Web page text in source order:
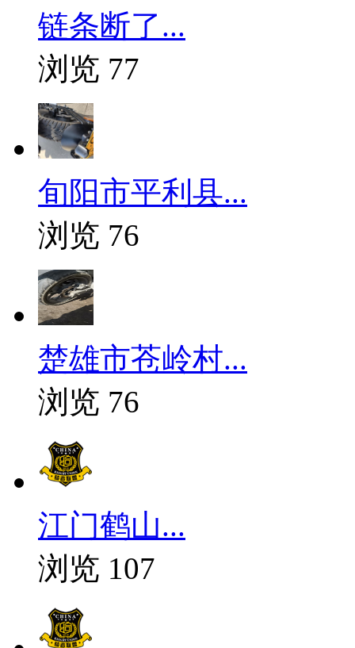
链条断了...
浏览 77
旬阳市平利县...
浏览 76
楚雄市苍岭村...
浏览 76
江门鹤山...
浏览 107